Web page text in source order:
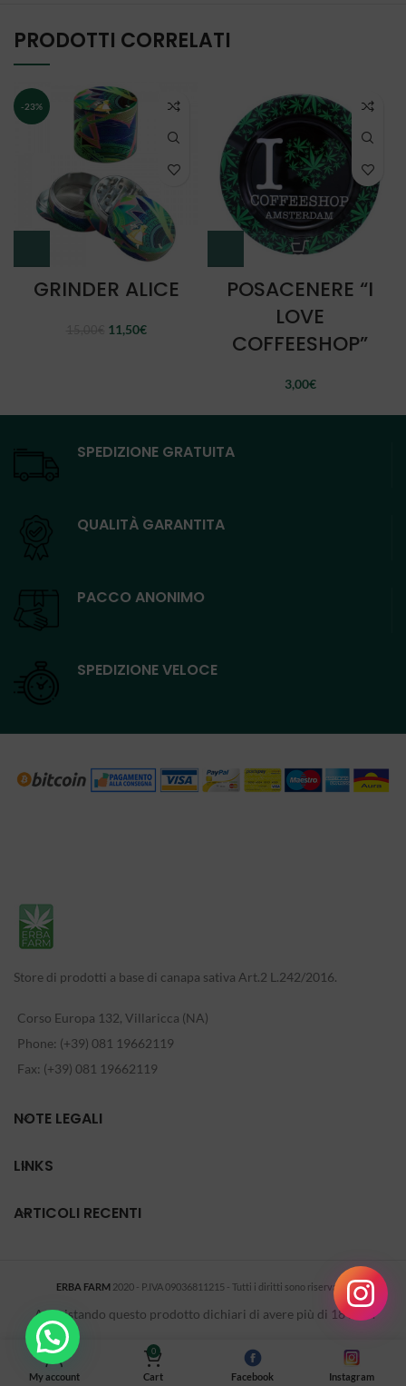
PRODOTTI CORRELATI
-23%
GRINDER ALICE
Il
11,50€Il
POSACENERE “I
LOVE
COFFEESHOP”
3,00€
SPEDIZIONE GRATUITA
QUALITÀ GARANTITA
PACCO ANONIMO
SPEDIZIONE VELOCE
Store di prodotti a base di canapa sativa Art.2 L.242/2016.
Corso Europa 132, Villaricca (NA)
Phone: (+39) 081 19662119
Fax: (+39) 081 19662119
NOTE LEGALI
LINKS
ARTICOLI RECENTI
ERBA FARM 2020 - P.IVA 09036811215 - Tutti i diritti sono riservati -.
Acquistando questo prodotto dichiari di avere più di 18 anni.
My account
0
Cart Facebook Instagram